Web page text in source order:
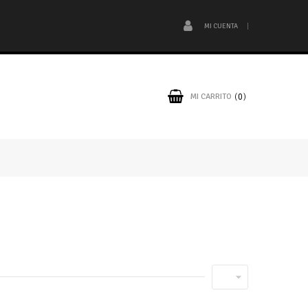
MI CUENTA
0
MI CARRITO
